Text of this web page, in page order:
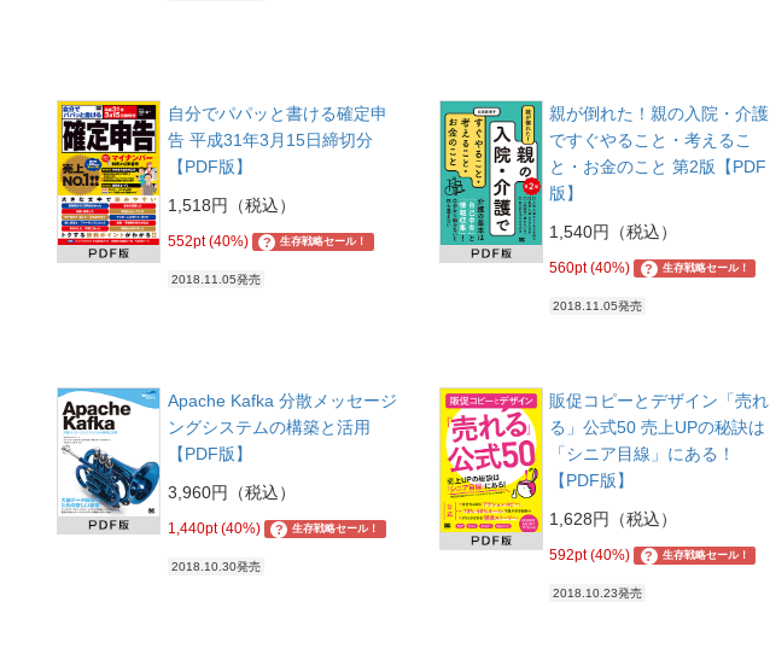
自分でパパッと書ける確定申
告 平成31年3月15日締切分
【PDF版】
1,518円（税込）
552pt (40%) ? 生存戦略セール！
2018.11.05発売
親が倒れた！親の入院・介護
ですぐやること・考えるこ
と・お金のこと 第2版【PDF
版】
1,540円（税込）
560pt (40%) ? 生存戦略セール！
2018.11.05発売
Apache Kafka 分散メッセージ
ングシステムの構築と活用
【PDF版】
3,960円（税込）
1,440pt (40%) ? 生存戦略セール！
2018.10.30発売
販促コピーとデザイン「売れ
る」公式50 売上UPの秘訣は
「シニア目線」にある！
【PDF版】
1,628円（税込）
592pt (40%) ? 生存戦略セール！
2018.10.23発売